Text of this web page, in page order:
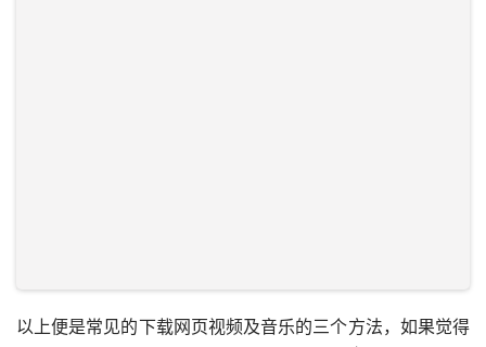
以上便是常见的下载网页视频及音乐的三个方法，如果觉得